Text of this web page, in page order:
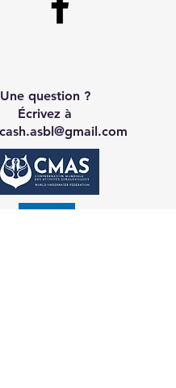
Une question ?
Écrivez à